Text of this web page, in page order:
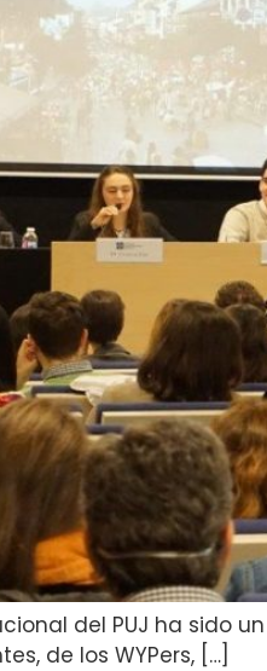
del PUJ ha sido
de los WYPers, […]